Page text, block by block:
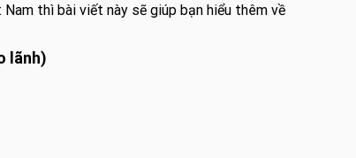
thì bài viết này sẽ giúp bạn hiểu thêm về
lãnh)